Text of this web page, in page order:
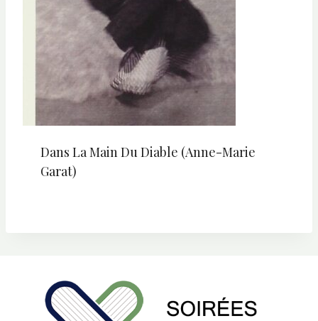
Dans La Main Du Diable (Anne-Marie
Garat)